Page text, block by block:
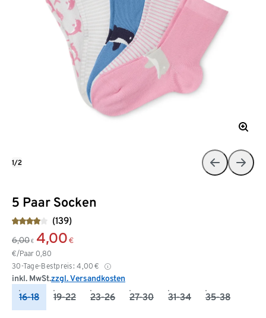
5 Paar Socken
(139)
6,00 € 4,00 €
€/Paar 0,80
30-Tage-Bestpreis: 4,00 €
inkl. MwSt.zzgl. Versandkosten
16-18 19-22 23-26 27-30 31-34 35-38
1/2